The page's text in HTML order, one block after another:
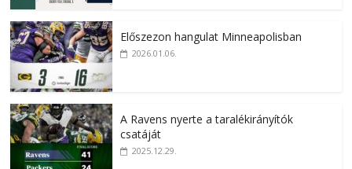
Előszezon hangulat Minneapolisban
2026.01.06.
A Ravens nyerte a taralékirányítók
csatáját
2025.12.29.